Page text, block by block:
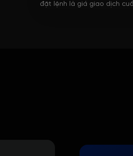
đặt lệnh là giá giao dịch